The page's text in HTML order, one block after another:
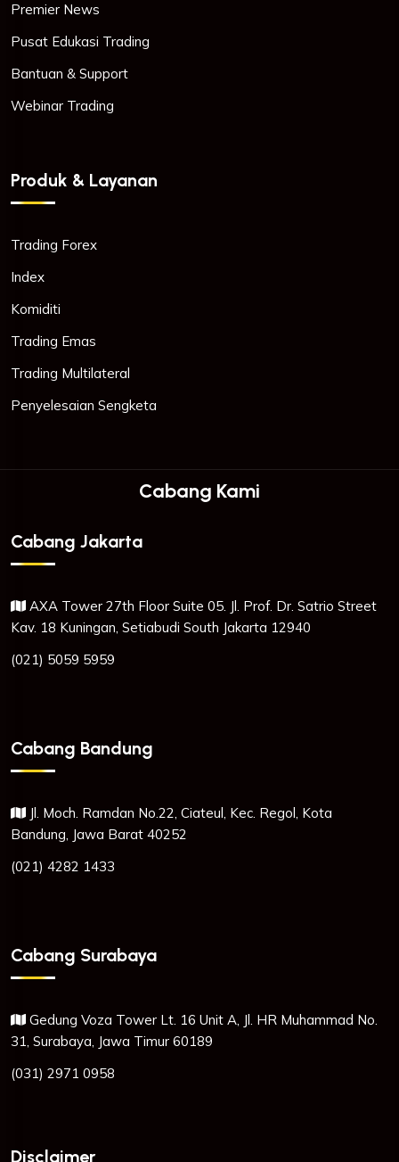
Premier News
Pusat Edukasi Trading
Bantuan & Support
Webinar Trading
Produk & Layanan
Trading Forex
Index
Komiditi
Trading Emas
Trading Multilateral
Penyelesaian Sengketa
Cabang Kami
Cabang Jakarta
AXA Tower 27th Floor Suite 05. Jl. Prof. Dr. Satrio Street
Kav. 18 Kuningan, Setiabudi South Jakarta 12940
(021) 5059 5959
Cabang Bandung
Jl. Moch. Ramdan No.22, Ciateul, Kec. Regol, Kota
Bandung, Jawa Barat 40252
(021) 4282 1433
Cabang Surabaya
Gedung Voza Tower Lt. 16 Unit A, Jl. HR Muhammad No.
31, Surabaya, Jawa Timur 60189
(031) 2971 0958
Disclaimer